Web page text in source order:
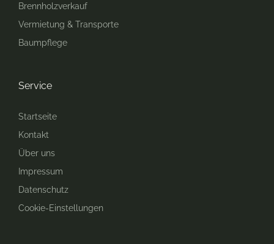
Service
Startseite
Kontakt
Über uns
Impressum
Datenschutz
Cookie-Einstellungen
Brennholzverkauf
Vermietung & Transporte
Baumpflege